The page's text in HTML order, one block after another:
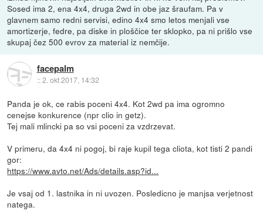
Sosed ima 2, ena 4x4, druga 2wd in obe jaz šraufam. Pa v
glavnem samo redni servisi, edino 4x4 smo letos menjali vse
amortizerje, fedre, pa diske in ploščice ter sklopko, pa ni prišlo vse
skupaj čez 500 evrov za material iz nemčije.
facepalm
::2. okt 2017, 14:32
Panda je ok, ce rabis poceni 4x4. Kot 2wd pa ima ogromno
cenejse konkurence (npr clio in getz).
Tej mali mlincki pa so vsi poceni za vzdrzevat.
V primeru, da 4x4 ni pogoj, bi raje kupil tega cliota, kot tisti 2 pandi
gor:
https://www.avto.net/Ads/details.asp?id...
Je vsaj od 1. lastnika in ni uvozen. Posledicno je manjsa verjetnost
natega.